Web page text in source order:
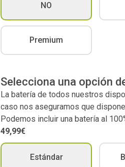
NO
Premium
Selecciona una opción
La batería de todos nuestros
caso nos aseguramos que
Podemos incluir una batería al
49,99€
Estándar